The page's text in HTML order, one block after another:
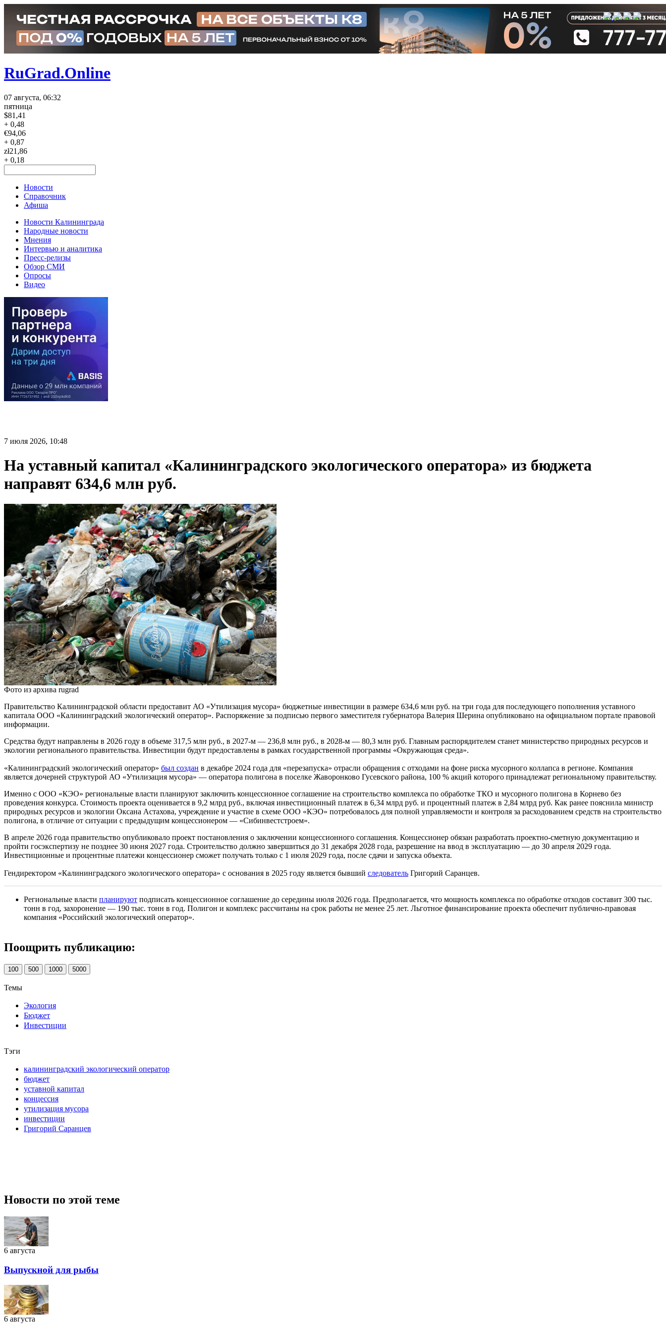
RuGrad.Online
07 августа, 06:32
пятница
$81,41
+ 0,48
€94,06
+ 0,87
zł21,86
+ 0,18
Новости
Справочник
Афиша
Новости Калининграда
Народные новости
Мнения
Интервью и аналитика
Пресс-релизы
Обзор СМИ
Опросы
Видео
7 июля 2026, 10:48
На уставный капитал «Калининградского экологического оператора» из бюджета
направят 634,6 млн руб.
Фото из архива rugrad
Правительство Калининградской области предоставит АО «Утилизация мусора» бюджетные инвестиции в размере 634,6 млн руб. на три года для последующего пополнения уставного
капитала ООО «Калининградский экологический оператор». Распоряжение за подписью первого заместителя губернатора Валерия Шерина опубликовано на официальном портале правовой
информации.
Средства будут направлены в 2026 году в объеме 317,5 млн руб., в 2027-м — 236,8 млн руб., в 2028-м — 80,3 млн руб. Главным распорядителем станет министерство природных ресурсов и
экологии регионального правительства. Инвестиции будут предоставлены в рамках государственной программы «Окружающая среда».
«Калининградский экологический оператор» был создан в декабре 2024 года для «перезапуска» отрасли обращения с отходами на фоне риска мусорного коллапса в регионе. Компания
является дочерней структурой АО «Утилизация мусора» — оператора полигона в поселке Жаворонково Гусевского района, 100 % акций которого принадлежат региональному правительству.
Именно с ООО «КЭО» региональные власти планируют заключить концессионное соглашение на строительство комплекса по обработке ТКО и мусорного полигона в Корнево без
проведения конкурса. Стоимость проекта оценивается в 9,2 млрд руб., включая инвестиционный платеж в 6,34 млрд руб. и процентный платеж в 2,84 млрд руб. Как ранее пояснила министр
природных ресурсов и экологии Оксана Астахова, учреждение и участие в схеме ООО «КЭО» потребовалось для полной управляемости и контроля за расходованием средств на строительство
полигона, в отличие от ситуации с предыдущим концессионером — «Сибинвестстроем».
В апреле 2026 года правительство опубликовало проект постановления о заключении концессионного соглашения. Концессионер обязан разработать проектно-сметную документацию и
пройти госэкспертизу не позднее 30 июня 2027 года. Строительство должно завершиться до 31 декабря 2028 года, разрешение на ввод в эксплуатацию — до 30 апреля 2029 года.
Инвестиционные и процентные платежи концессионер сможет получать только с 1 июля 2029 года, после сдачи и запуска объекта.
Гендиректором «Калининградского экологического оператора» с основания в 2025 году является бывший следователь Григорий Саранцев.
Региональные власти планируют подписать концессионное соглашение до середины июля 2026 года. Предполагается, что мощность комплекса по обработке отходов составит 300 тыс.
тонн в год, захоронение — 190 тыс. тонн в год. Полигон и комплекс рассчитаны на срок работы не менее 25 лет. Льготное финансирование проекта обеспечит публично-правовая
компания «Российский экологический оператор».
Поощрить публикацию:
100 500 1000 5000
Темы
Экология
Бюджет
Инвестиции
Тэги
калининградский экологический оператор
бюджет
уставной капитал
концессия
утилизация мусора
инвестиции
Григорий Саранцев
Новости по этой теме
6 августа
Выпускной для рыбы
6 августа